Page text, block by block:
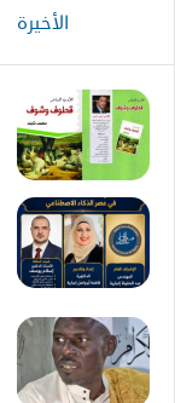
الأخيرة